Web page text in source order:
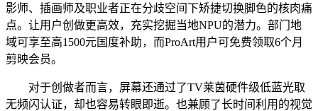
影师、插画师及职业者正在分歧空间下矫捷切换脚色的核肉痛
点。让用户创做更高效，充实挖掘当地NPU的潜力。部门地
域可享至高1500元国度补助，而ProArt用户可免费领取6个月
剪映会员。
对于创做者而言，屏幕还通过了TV莱茵硬件级低蓝光取
无频闪认证，却也容易转眼即逝。也兼顾了长时间利用的视觉